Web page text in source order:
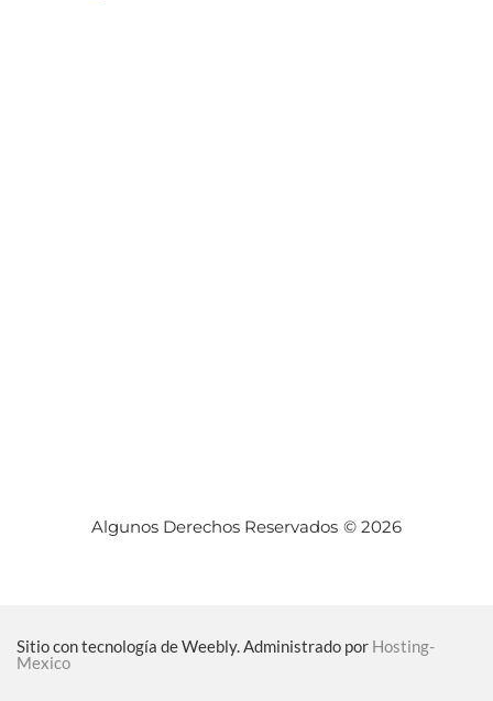
Algunos Derechos Reservados © 2026
Sitio con tecnología de Weebly. Administrado por Hosting-
Mexico